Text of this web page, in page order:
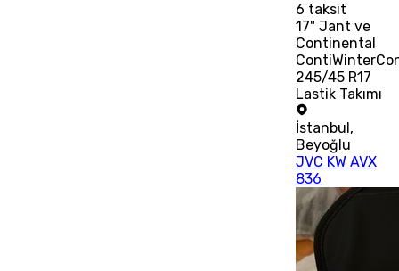
6 taksit
17" Jant ve
Continental
245/45 R17
Lastik Takımı
İstanbul ,
Beyoğlu
JVC KW AVX
836